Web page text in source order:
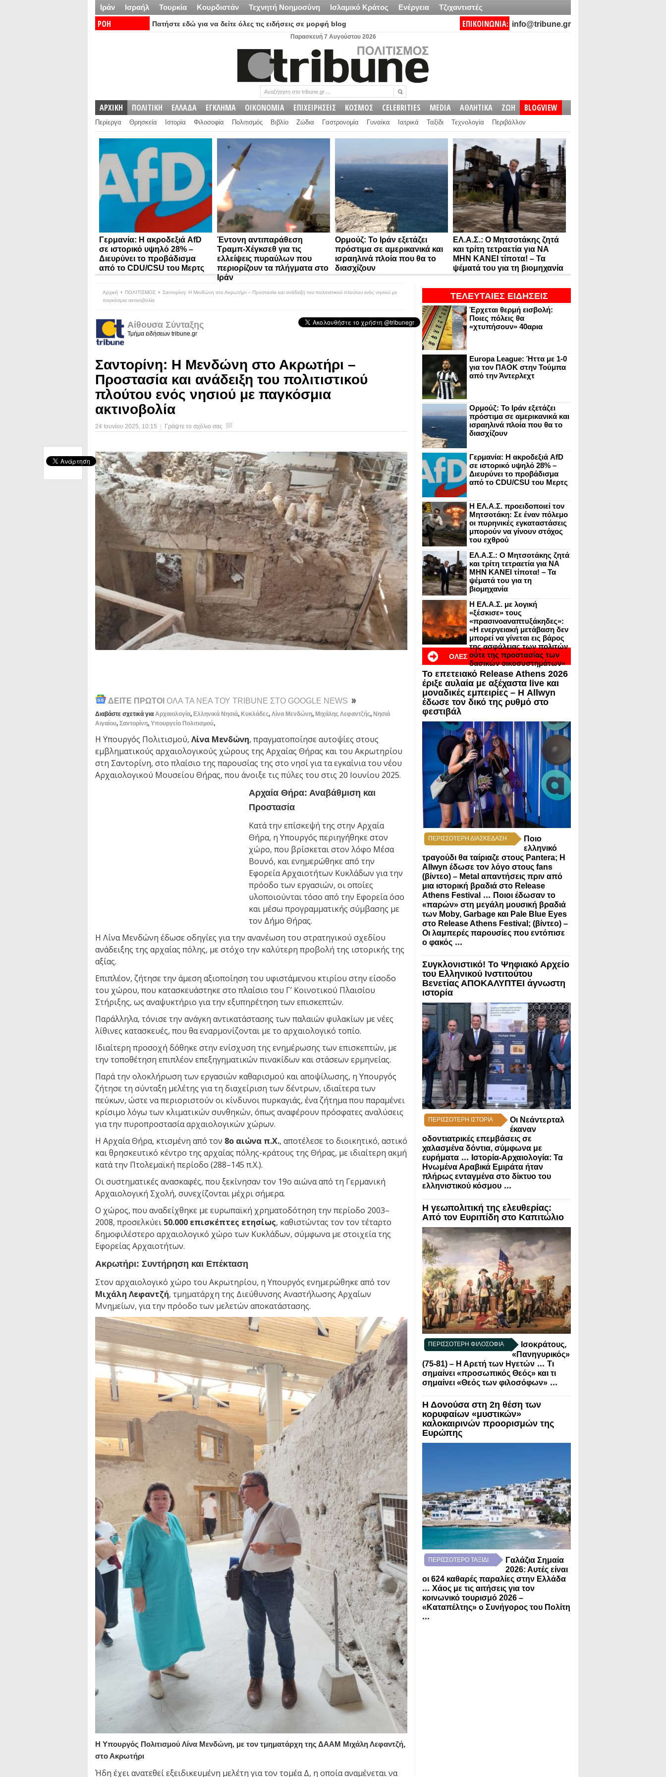
Ιράν Ισραήλ Τουρκία Κουρδιστάν Τεχνητή Νοημοσύνη Ισλαμικό Κράτος Ενέργεια Τζιχαντιστές
ΡΟΗ
Πατήστε εδώ για να δείτε όλες τις ειδήσεις σε μορφή blog ΕΠΙΚΟΙΝΩΝΙΑ: info@tribune.gr
Παρασκευή 7 Αυγούστου 2026
ΑΡΧΙΚΗ ΠΟΛΙΤΙΚΗ ΕΛΛΑΔΑ ΕΓΚΛΗΜΑ ΟΙΚΟΝΟΜΙΑ ΕΠΙΧΕΙΡΗΣΕΙΣ ΚΟΣΜΟΣ CELEBRITIES MEDIA ΑΘΛΗΤΙΚΑ ΖΩΗ BLOGVIEW
Περίεργα Θρησκεία Ιστορία Φιλοσοφία Πολιτισμός Βιβλίο Ζώδια Γαστρονομία Γυναίκα Ιατρικά Ταξίδι Τεχνολογία Περιβάλλον
Γερμανία: Η ακροδεξιά AfD
σε ιστορικό υψηλό 28% –
Διευρύνει το προβάδισμα
από το CDU/CSU του Μερτς
Έντονη αντιπαράθεση
Τραμπ-Χέγκσεθ για τις
ελλείψεις πυραύλων που
περιορίζουν τα πλήγματα στο
Ιράν
Ορμούζ: Το Ιράν εξετάζει
πρόστιμα σε αμερικανικά και
ισραηλινά πλοία που θα το
διασχίζουν
ΕΛ.Α.Σ.: Ο Μητσοτάκης ζητά
και τρίτη τετραετία για ΝΑ
ΜΗΝ ΚΑΝΕΙ τίποτα! – Τα
ψέματά του για τη βιομηχανία
ΤΕΛΕΥΤΑΙΕΣ ΕΙΔΗΣΕΙΣ
Έρχεται θερμή εισβολή:
Ποιες πόλεις θα
«χτυπήσουν» 40αρια
Europa League: Ήττα με 1-0
για τον ΠΑΟΚ στην Τούμπα
από την Άντερλεχτ
Ορμούζ: Το Ιράν εξετάζει
πρόστιμα σε αμερικανικά και
ισραηλινά πλοία που θα το
διασχίζουν
Γερμανία: Η ακροδεξιά AfD
σε ιστορικό υψηλό 28% –
Διευρύνει το προβάδισμα
από το CDU/CSU του Μερτς
Η ΕΛ.Α.Σ. προειδοποιεί τον
Μητσοτάκη: Σε έναν πόλεμο
οι πυρηνικές εγκαταστάσεις
μπορούν να γίνουν στόχος
του εχθρού
ΕΛ.Α.Σ.: Ο Μητσοτάκης ζητά
και τρίτη τετραετία για ΝΑ
ΜΗΝ ΚΑΝΕΙ τίποτα! – Τα
ψέματά του για τη
βιομηχανία
Η ΕΛ.Α.Σ. με λογική
«ξέσκισε» τους
«πρασινοαναπτυξάκηδες»:
«Η ενεργειακή μετάβαση δεν
μπορεί να γίνεται εις βάρος
της ασφάλειας των πολιτών
ούτε της προστασίας των
δασικών οικοσυστημάτων»
ΟΛΕΣ
ΟΙ
ΕΙΔΗΣΕΙΣ ΣΕ BLOGVIEW
Το επετειακό Release Athens 2026
έριξε αυλαία με αξέχαστα live και
μοναδικές εμπειρίες – Η Allwyn
έδωσε τον δικό της ρυθμό στο
φεστιβάλ
ΠΕΡΙΣΣΟΤΕΡΗ ΔΙΑΣΚΕΔΑΣΗ
Ποιο
ελληνικό
τραγούδι θα ταίριαζε στους Pantera; Η
Allwyn έδωσε τον λόγο στους fans
(βίντεο) – Metal απαντήσεις πριν από
μια ιστορική βραδιά στο Release
Athens Festival ... Ποιοι έδωσαν το
«παρών» στη μεγάλη μουσική βραδιά
των Moby, Garbage και Pale Blue Eyes
στο Release Athens Festival; (βίντεο) –
Οι λαμπερές παρουσίες που εντόπισε
ο φακός ...
Συγκλονιστικό! Το Ψηφιακό Αρχείο
του Ελληνικού Ινστιτούτου
Βενετίας ΑΠΟΚΑΛΥΠΤΕΙ άγνωστη
ιστορία
ΠΕΡΙΣΣΟΤΕΡH ΙΣΤΟΡΙΑ
Οι Νεάντερταλ
έκαναν
οδοντιατρικές επεμβάσεις σε
χαλασμένα δόντια, σύμφωνα με
ευρήματα ... Ιστορία-Αρχαιολογία: Τα
Ηνωμένα Αραβικά Εμιράτα ήταν
πλήρως ενταγμένα στο δίκτυο του
ελληνιστικού κόσμου ...
Η γεωπολιτική της ελευθερίας:
Από τον Ευριπίδη στο Καπιτώλιο
ΠΕΡΙΣΣΟΤΕΡΗ ΦΙΛΟΣΟΦΙΑ
Ισοκράτους,
«Πανηγυρικός»
(75-81) – Η Αρετή των Ηγετών ... Τι
σημαίνει «προσωπικός Θεός» και τι
σημαίνει «Θεός των φιλοσόφων» ...
Η Δονούσα στη 2η θέση των
κορυφαίων «μυστικών»
καλοκαιρινών προορισμών της
Ευρώπης
ΠΕΡΙΣΣΟΤΕΡO ΤΑΞΙΔΙ
Γαλάζια Σημαία
2026: Αυτές είναι
οι 624 καθαρές παραλίες στην Ελλάδα
... Χάος με τις αιτήσεις για τον
κοινωνικό τουρισμό 2026 –
«Καταπέλτης» ο Συνήγορος του Πολίτη
...
Αρχική ΠΟΛΙΤΙΣΜΟΣ
Σαντορίνη: Η Μενδώνη στο Ακρωτήρι – Προστασία και ανάδειξη του πολιτιστικού πλούτου ενός νησιού με
παγκόσμια ακτινοβολία
Αίθουσα Σύνταξης
Τμήμα ειδήσεων tribune.gr
Σαντορίνη: Η Μενδώνη στο Ακρωτήρι –
Προστασία και ανάδειξη του πολιτιστικού
πλούτου ενός νησιού με παγκόσμια
ακτινοβολία
24 Ιουνίου 2025, 10:15 Γράψτε το σχόλιο σας
ΔΕΙΤΕ ΠΡΩΤΟΙ ΟΛΑ ΤΑ ΝΕΑ ΤΟΥ TRIBUNE ΣΤΟ GOOGLE NEWS
Διαβάστε σχετικά για Αρχαιολογία, Ελληνικά Νησιά, Κυκλάδες, Λίνα Μενδώνη, Μιχάλης Λεφαντζής, Νησιά
Αιγαίου, Σαντορίνη, Υπουργείο Πολιτισμού,
Η Υπουργός Πολιτισμού, Λίνα Μενδώνη, πραγματοποίησε αυτοψίες στους
εμβληματικούς αρχαιολογικούς χώρους της Αρχαίας Θήρας και του Ακρωτηρίου
στη Σαντορίνη, στο πλαίσιο της παρουσίας της στο νησί για τα εγκαίνια του νέου
Αρχαιολογικού Μουσείου Θήρας, που άνοιξε τις πύλες του στις 20 Ιουνίου 2025.
Αρχαία Θήρα: Αναβάθμιση και
Προστασία
Κατά την επίσκεψή της στην Αρχαία
Θήρα, η Υπουργός περιηγήθηκε στον
χώρο, που βρίσκεται στον λόφο Μέσα
Βουνό, και ενημερώθηκε από την
Εφορεία Αρχαιοτήτων Κυκλάδων για την
πρόοδο των εργασιών, οι οποίες
υλοποιούνται τόσο από την Εφορεία όσο
και μέσω προγραμματικής σύμβασης με
τον Δήμο Θήρας.
Η Λίνα Μενδώνη έδωσε οδηγίες για την ανανέωση του στρατηγικού σχεδίου
ανάδειξης της αρχαίας πόλης, με στόχο την καλύτερη προβολή της ιστορικής της
αξίας.
Επιπλέον, ζήτησε την άμεση αξιοποίηση του υφιστάμενου κτιρίου στην είσοδο
του χώρου, που κατασκευάστηκε στο πλαίσιο του Γ’ Κοινοτικού Πλαισίου
Στήριξης, ως αναψυκτήριο για την εξυπηρέτηση των επισκεπτών.
Παράλληλα, τόνισε την ανάγκη αντικατάστασης των παλαιών φυλακίων με νέες
λίθινες κατασκευές, που θα εναρμονίζονται με το αρχαιολογικό τοπίο.
Ιδιαίτερη προσοχή δόθηκε στην ενίσχυση της ενημέρωσης των επισκεπτών, με
την τοποθέτηση επιπλέον επεξηγηματικών πινακίδων και στάσεων ερμηνείας.
Παρά την ολοκλήρωση των εργασιών καθαρισμού και αποψίλωσης, η Υπουργός
ζήτησε τη σύνταξη μελέτης για τη διαχείριση των δέντρων, ιδιαίτερα των
πεύκων, ώστε να περιοριστούν οι κίνδυνοι πυρκαγιάς, ένα ζήτημα που παραμένει
κρίσιμο λόγω των κλιματικών συνθηκών, όπως αναφέρουν πρόσφατες αναλύσεις
για την πυροπροστασία αρχαιολογικών χώρων.
Η Αρχαία Θήρα, κτισμένη από τον 8ο αιώνα π.Χ., αποτέλεσε το διοικητικό, αστικό
και θρησκευτικό κέντρο της αρχαίας πόλης-κράτους της Θήρας, με ιδιαίτερη ακμή
κατά την Πτολεμαϊκή περίοδο (288–145 π.Χ.).
Οι συστηματικές ανασκαφές, που ξεκίνησαν τον 19ο αιώνα από τη Γερμανική
Αρχαιολογική Σχολή, συνεχίζονται μέχρι σήμερα.
Ο χώρος, που αναδείχθηκε με ευρωπαϊκή χρηματοδότηση την περίοδο 2003–
2008, προσελκύει 50.000 επισκέπτες ετησίως, καθιστώντας τον τον τέταρτο
δημοφιλέστερο αρχαιολογικό χώρο των Κυκλάδων, σύμφωνα με στοιχεία της
Εφορείας Αρχαιοτήτων.
Ακρωτήρι: Συντήρηση και Επέκταση
Στον αρχαιολογικό χώρο του Ακρωτηρίου, η Υπουργός ενημερώθηκε από τον
Μιχάλη Λεφαντζή, τμηματάρχη της Διεύθυνσης Αναστήλωσης Αρχαίων
Μνημείων, για την πρόοδο των μελετών αποκατάστασης.
Η Υπουργός Πολιτισμού Λίνα Μενδώνη, με τον τμηματάρχη της ΔΑΑΜ Μιχάλη Λεφαντζή,
στο Ακρωτήρι
Ήδη έχει ανατεθεί εξειδικευμένη μελέτη για τον τομέα Δ, η οποία αναμένεται να